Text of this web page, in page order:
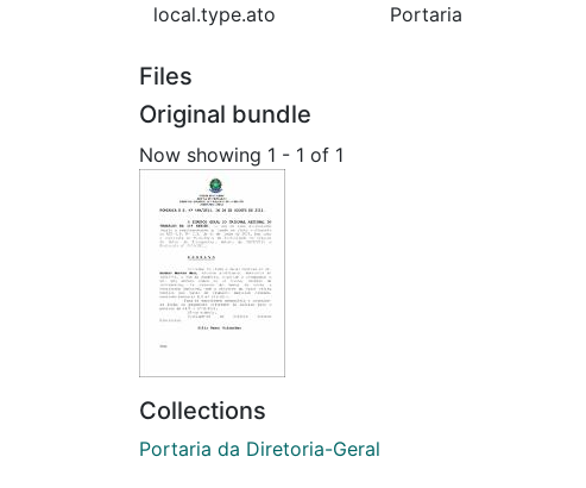
local.type.ato Portaria
Files
Original bundle
Now showing 1 - 1 of 1
Collections
Portaria da Diretoria-Geral